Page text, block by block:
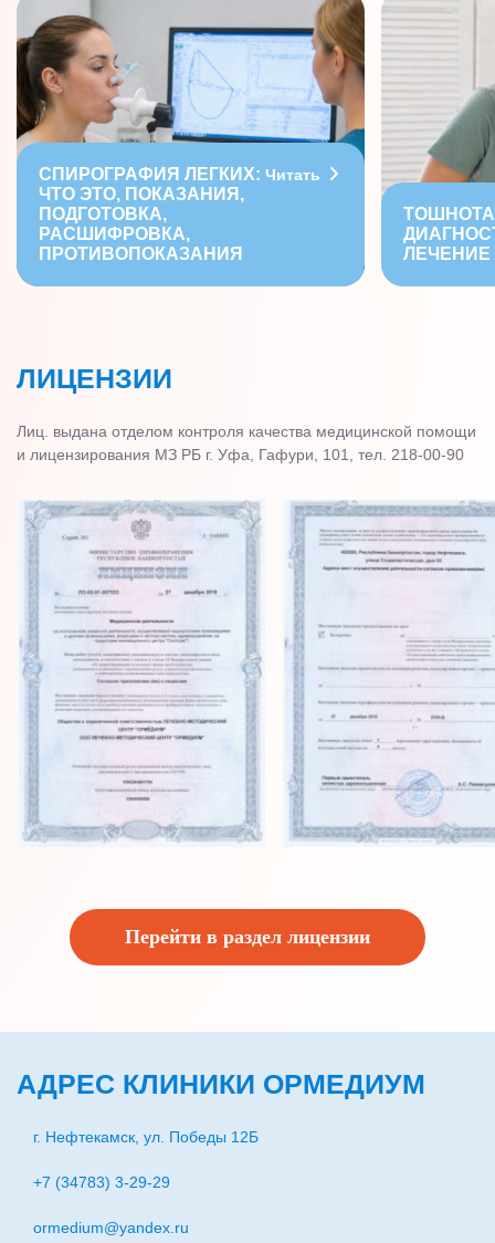
СПИРОГРАФИЯ ЛЕГКИХ:
ЧТО ЭТО, ПОКАЗАНИЯ,
ПОДГОТОВКА,
РАСШИФРОВКА,
ПРОТИВОПОКАЗАНИЯ
Читать
ЛЕЧЕНИЕ
ЛИЦЕНЗИИ
Лиц. выдана отделом контроля качества медицинской помощи
и лицензирования МЗ РБ г. Уфа, Гафури, 101, тел. 218-00-90
Перейти в раздел лицензии
АДРЕС КЛИНИКИ ОРМЕДИУМ
г. Нефтекамск, ул. Победы 12Б
+7 (34783) 3-29-29
ormedium@yandex.ru